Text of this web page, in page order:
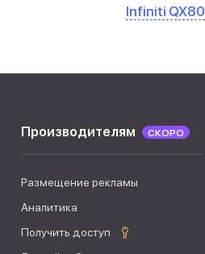
Infiniti QX80
Производителям СКОРО
Размещение рекламы
Аналитика
Получить доступ